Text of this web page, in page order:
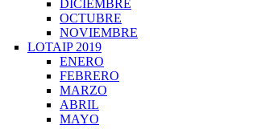
DICIEMBRE
OCTUBRE
NOVIEMBRE
LOTAIP 2019
ENERO
FEBRERO
MARZO
ABRIL
MAYO